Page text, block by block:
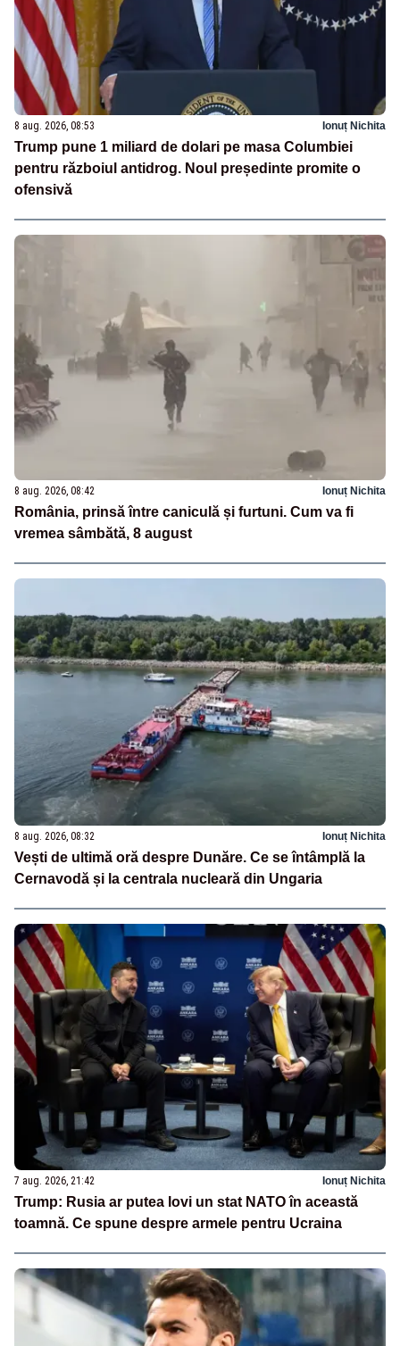
8 aug. 2026, 08:53 Ionuț Nichita
Trump pune 1 miliard de dolari pe masa Columbiei
pentru războiul antidrog. Noul președinte promite o
ofensivă
8 aug. 2026, 08:42 Ionuț Nichita
România, prinsă între caniculă și furtuni. Cum va fi
vremea sâmbătă, 8 august
8 aug. 2026, 08:32 Ionuț Nichita
Vești de ultimă oră despre Dunăre. Ce se întâmplă la
Cernavodă și la centrala nucleară din Ungaria
7 aug. 2026, 21:42 Ionuț Nichita
Trump: Rusia ar putea lovi un stat NATO în această
toamnă. Ce spune despre armele pentru Ucraina